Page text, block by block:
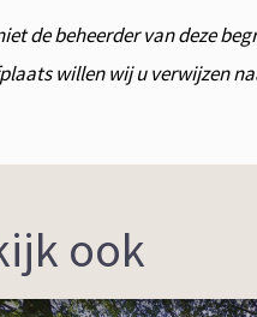
de beheerder van deze
willen wij u verwijzen
ook